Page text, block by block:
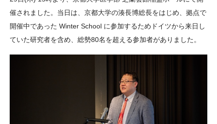
催されました。当日は、京都大学の湊長博総長をはじめ、拠点で
開催中であった Winter School に参加するためドイツから来日し
ていた研究者を含め、総勢80名を超える参加者がありました。